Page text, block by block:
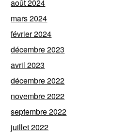
août 2024
mars 2024
février 2024
décembre 2023
avril 2023
décembre 2022
novembre 2022
septembre 2022
juillet 2022